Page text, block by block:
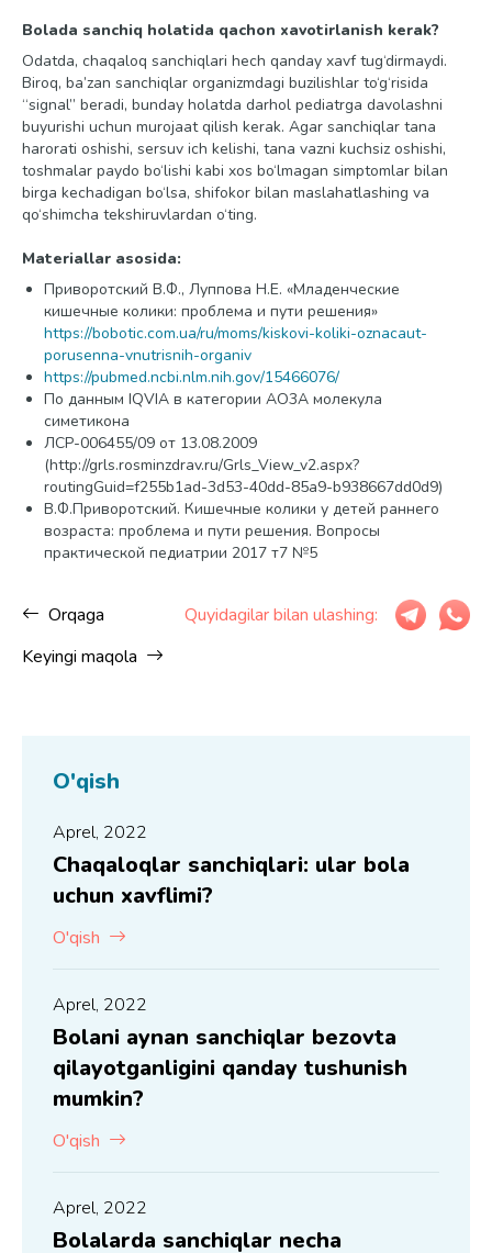
Bolada sanchiq holatida qachon xavotirlanish kerak?
Odatda, chaqaloq sanchiqlari hech qanday xavf tug‘dirmaydi.
Biroq, ba’zan sanchiqlar organizmdagi buzilishlar to‘g‘risida
“signal” beradi, bunday holatda darhol pediatrga davolashni
buyurishi uchun murojaat qilish kerak. Agar sanchiqlar tana
harorati oshishi, sersuv ich kelishi, tana vazni kuchsiz oshishi,
toshmalar paydo bo‘lishi kabi xos bo‘lmagan simptomlar bilan
birga kechadigan bo‘lsa, shifokor bilan maslahatlashing va
qo‘shimcha tekshiruvlardan o‘ting.
Materiallar asosida:
Приворотский В.Ф., Луппова Н.Е. «Младенческие
кишечные колики: проблема и пути решения»
https://bobotic.com.ua/ru/moms/kiskovi-koliki-oznacaut-
porusenna-vnutrisnih-organiv
https://pubmed.ncbi.nlm.nih.gov/15466076/
По данным IQVIA в категории AO3A молекула
симетикона
ЛСР-006455/09 от 13.08.2009
(http://grls.rosminzdrav.ru/Grls_View_v2.aspx?
routingGuid=f255b1ad-3d53-40dd-85a9-b938667dd0d9)
В.Ф.Приворотский. Кишечные колики у детей раннего
возраста: проблема и пути решения. Вопросы
практической педиатрии 2017 т7 №5
Orqaga
Quyidagilar bilan ulashing:
Keyingi maqola
O'qish
Aprel, 2022
Chaqaloqlar sanchiqlari: ular bola
uchun xavflimi?
O'qish
Aprel, 2022
Bolani aynan sanchiqlar bezovta
qilayotganligini qanday tushunish
mumkin?
O'qish
Aprel, 2022
Bolalarda sanchiqlar necha